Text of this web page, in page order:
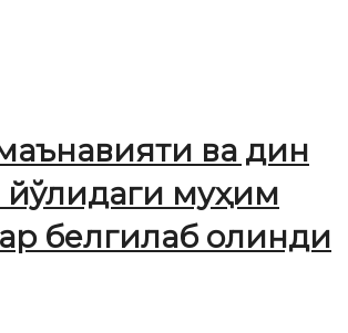
ва дин
йўлидаги муҳим
белгилаб олинди